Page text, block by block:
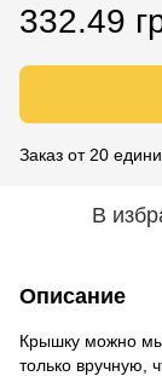
332.49
Заказ от 20
В
Описание
Крышку можно
только вручную,